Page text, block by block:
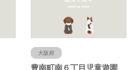
大阪府
豊南町南６丁目児童遊園